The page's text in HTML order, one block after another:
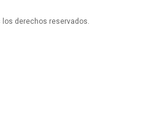
los derechos reservados.